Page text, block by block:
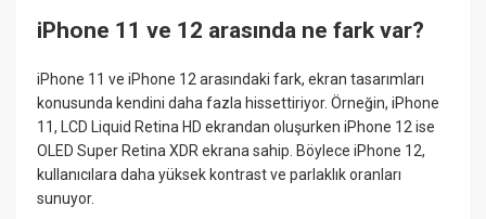
iPhone 11 ve 12 arasında ne fark var?
iPhone 11 ve iPhone 12 arasındaki fark, ekran tasarımları
konusunda kendini daha fazla hissettiriyor. Örneğin, iPhone
11, LCD Liquid Retina HD ekrandan oluşurken iPhone 12 ise
OLED Super Retina XDR ekrana sahip. Böylece iPhone 12,
kullanıcılara daha yüksek kontrast ve parlaklık oranları
sunuyor.